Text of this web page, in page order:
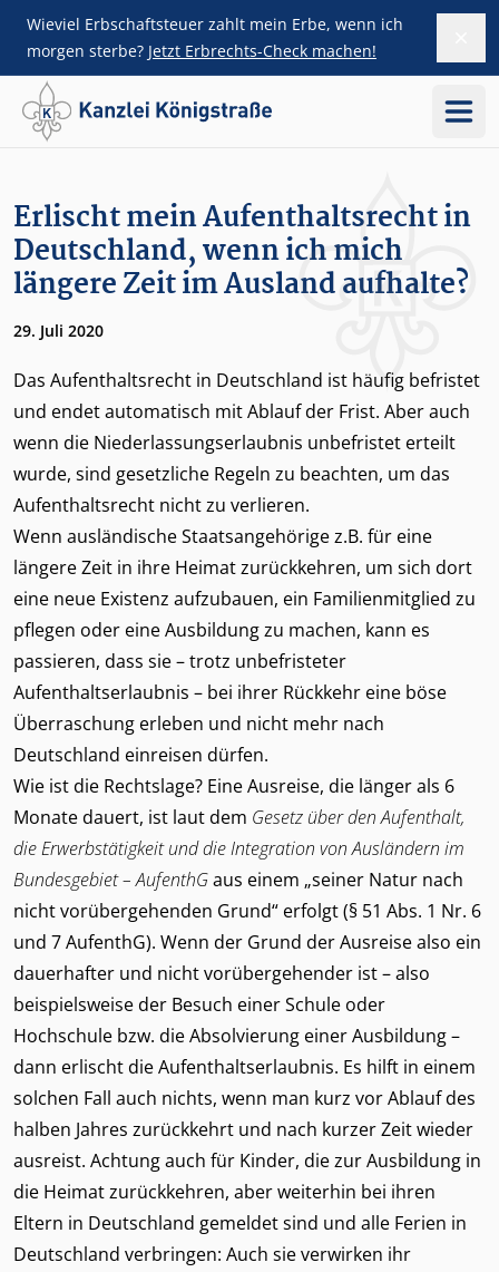
Wieviel Erbschaftsteuer zahlt mein Erbe, wenn ich
morgen sterbe? Jetzt Erbrechts-Check machen!
ZUM HAUPTINHALT SPRINGEN
SIDEBAR ÜBERSPRINGEN
Erlischt mein Aufenthaltsrecht in
Deutschland, wenn ich mich
längere Zeit im Ausland aufhalte?
29. Juli 2020
Das Aufenthaltsrecht in Deutschland ist häufig befristet
und endet automatisch mit Ablauf der Frist. Aber auch
wenn die Niederlassungserlaubnis unbefristet erteilt
wurde, sind gesetzliche Regeln zu beachten, um das
Aufenthaltsrecht nicht zu verlieren.
Wenn ausländische Staatsangehörige z.B. für eine
längere Zeit in ihre Heimat zurückkehren, um sich dort
eine neue Existenz aufzubauen, ein Familienmitglied zu
pflegen oder eine Ausbildung zu machen, kann es
passieren, dass sie – trotz unbefristeter
Aufenthaltserlaubnis – bei ihrer Rückkehr eine böse
Überraschung erleben und nicht mehr nach
Deutschland einreisen dürfen.
Wie ist die Rechtslage? Eine Ausreise, die länger als 6
Monate dauert, ist laut dem Gesetz über den Aufenthalt,
die Erwerbstätigkeit und die Integration von Ausländern im
Bundesgebiet – AufenthGaus einem „seiner Natur nach
nicht vorübergehenden Grund“ erfolgt (§ 51 Abs. 1 Nr. 6
und 7 AufenthG). Wenn der Grund der Ausreise also ein
dauerhafter und nicht vorübergehender ist – also
beispielsweise der Besuch einer Schule oder
Hochschule bzw. die Absolvierung einer Ausbildung –
dann erlischt die Aufenthaltserlaubnis. Es hilft in einem
solchen Fall auch nichts, wenn man kurz vor Ablauf des
halben Jahres zurückkehrt und nach kurzer Zeit wieder
ausreist. Achtung auch für Kinder, die zur Ausbildung in
die Heimat zurückkehren, aber weiterhin bei ihren
Eltern in Deutschland gemeldet sind und alle Ferien in
Deutschland verbringen: Auch sie verwirken ihr